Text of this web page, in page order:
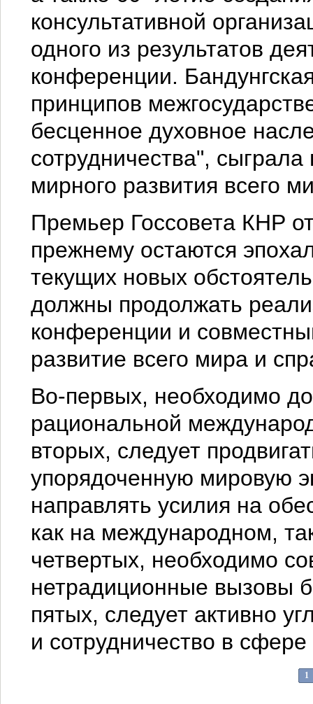
консультативной
одного из результатов
конференции.
принципов
бесценное духовное
сотрудничества",
мирного развития всего
Премьер Госсовета КНР
прежнему остаются
текущих новых
должны продолжать
конференции и
развитие всего мира и
Во-первых, необходимо
рациональной
вторых, следует
упорядоченную мировую
направлять усилия на
как на международном,
четвертых, необходимо
нетрадиционные вызовы
пятых, следует активно
и сотрудничество в
1